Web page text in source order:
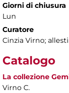
Giorni di chiusura
Lun
Curatore
Cinzia Virno;
Catalogo
La collezione
Virno C.